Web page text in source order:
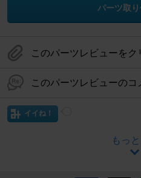
パーツ取
このパーツレビューをク
このパーツレビューのコ
イイね！
もっ